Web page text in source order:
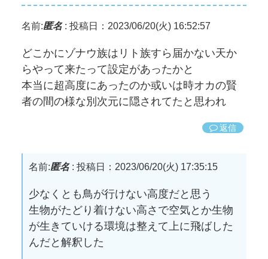
名前:匿名: 投稿日：2023/06/20(火) 16:52:57
どこかにゾナウ族はリト族すら届かない天か
らやって来たって設定があったかと
本当に超高度にあったのか或いは時オカの賢
者の間の様な別次元に隠されてたと思われ
返信
名前:匿名: 投稿日：2023/06/20(火) 17:35:15
少なくとも鳥が行けない高度だと思う
生物がたどり着けない高さで空気とか生物
が生きていける環境は整えて上に飛ばした
んだと解釈した